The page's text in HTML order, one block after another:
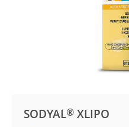
SODYAL® XLIPO